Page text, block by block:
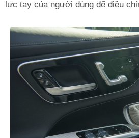
lực tay của người dùng để điều